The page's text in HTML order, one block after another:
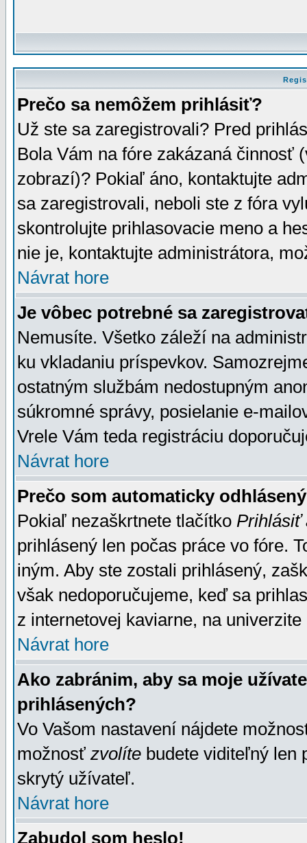
Prečo sa nemôžem prihlásiť?
Už ste sa zaregistrovali? Pred
Bola Vám na fóre zakázaná činnosť
zobrazí)? Pokiaľ áno, kontaktujte
sa zaregistrovali, neboli ste z fóra
skontrolujte prihlasovacie meno a
nie je, kontaktujte administrátora,
Návrat hore
Je vôbec potrebné sa
Nemusíte. Všetko záleží na
ku vkladaniu príspevkov.
ostatným službám nedostupným
súkromné správy, posielanie e-
Vrele Vám teda registráciu
Návrat hore
Prečo som automaticky
Pokiaľ nezaškrtnete tlačítko Prihlásiť
prihlásený len počas práce vo fóre.
iným. Aby ste zostali prihlásený,
však nedoporučujeme, keď sa
z internetovej kaviarne, na univerzite
Návrat hore
Ako zabránim, aby sa moje
prihlásených?
Vo Vašom nastavení nájdete
možnosť zvolíte budete viditeľný len
skrytý užívateľ.
Návrat hore
Zabudol som heslo!